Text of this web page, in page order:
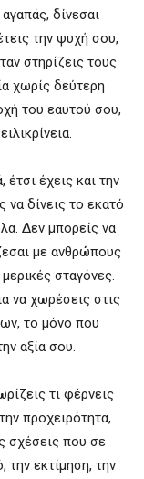
δίνεσαι
την ψυχή σου,
στηρίζεις τους
χωρίς δεύτερη
του εαυτού σου,
έχεις και την
δίνεις το εκατό
Δεν μπορείς να
με ανθρώπους
σταγόνες.
να χωρέσεις στις
το μόνο που
αξία σου.
τι φέρνεις
προχειρότητα,
σχέσεις που σε
την εκτίμηση, την